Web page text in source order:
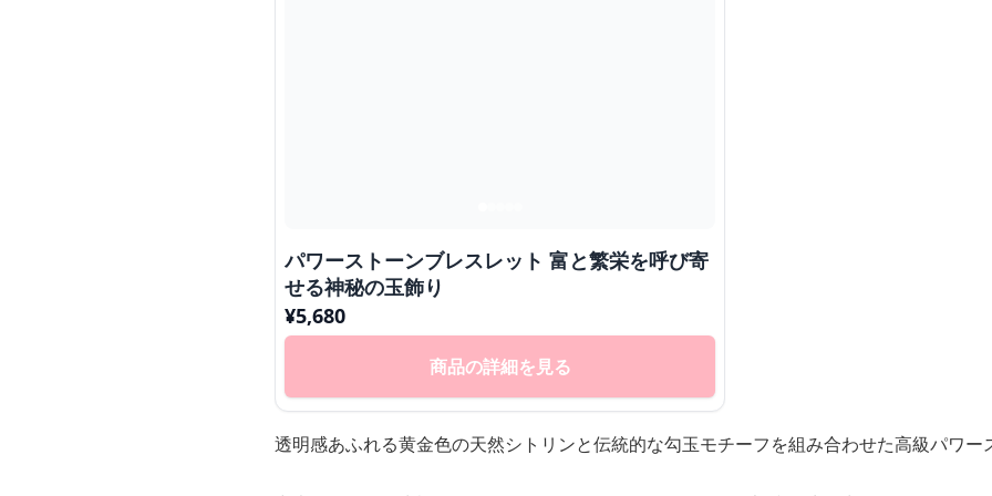
パワーストーンブレスレット 富と繁栄を呼び寄
せる神秘の玉飾り
¥5,680
商品の詳細を見る
透明感あふれる黄金色の天然シトリンと伝統的な勾玉モチーフを組み合わせた高級パワー